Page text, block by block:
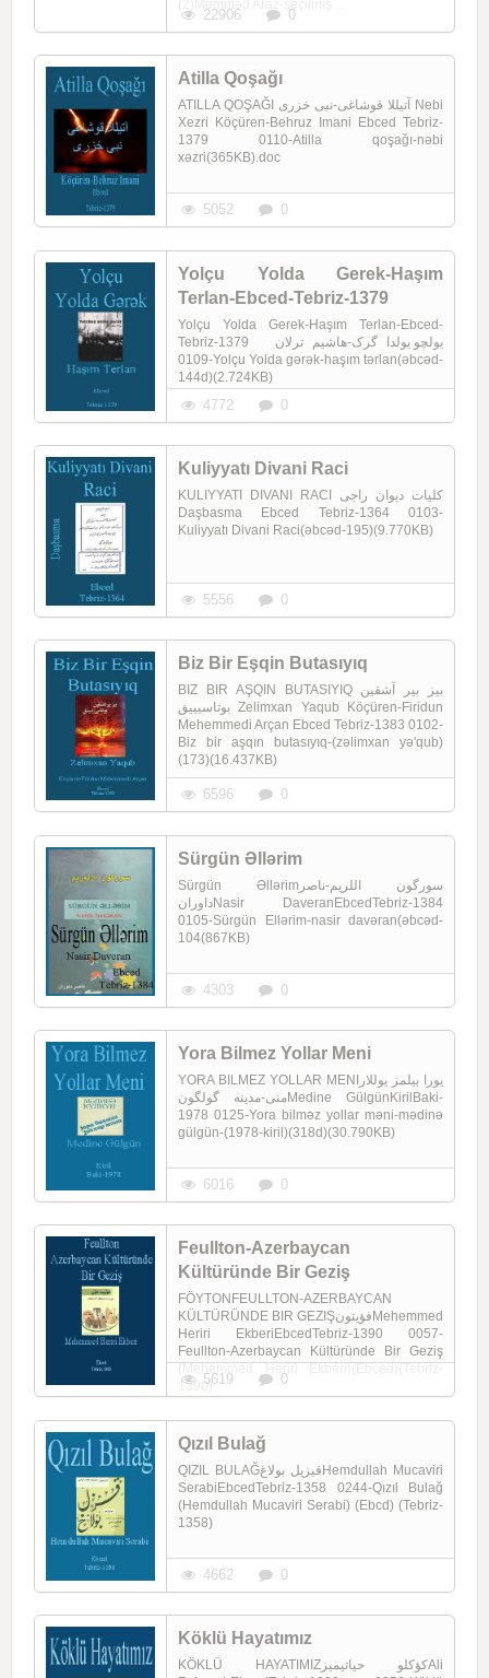
22906 0
Atilla Qoşağı
ATILLA QOŞAĞI آتیللا قوشاغی-نبی خزری Nebi
Xezri Köçüren-Behruz Imani Ebced Tebriz-
1379 0110-Atilla qoşağı-nəbi
xəzri(365KB).doc
5052 0
Yolçu Yolda Gerek-Haşım
Terlan-Ebced-Tebriz-1379
Yolçu Yolda Gerek-Haşım Terlan-Ebced-
Tebriz-1379 یولچو یولدا گرک-هاشیم ترلان
0109-Yolçu Yolda gərək-haşım tərlan(əbcəd-
144d)(2.724KB)
4772 0
Kuliyyatı Divani Raci
KULIYYATI DIVANI RACI کلیات دیوان راجی
Daşbasma Ebced Tebriz-1364 0103-
Kuliyyatı Divani Raci(əbcəd-195)(9.770KB)
5556 0
Biz Bir Eşqin Butasıyıq
BIZ BIR AŞQIN BUTASIYIQ بیز بیر آشقین
بوتاسیییق Zelimxan Yaqub Köçüren-Firidun
Mehemmedi Arçan Ebced Tebriz-1383 0102-
Biz bir aşqın butasıyıq-(zəlimxan yə'qub)
(173)(16.437KB)
6596 0
Sürgün Əllərim
Sürgün Əllərimسورگون اللریم-ناصر
داورانNasir DaveranEbcedTebriz-1384
0105-Sürgün Ellərim-nasir davəran(əbcəd-
104(867KB)
4303 0
Yora Bilmez Yollar Meni
YORA BILMEZ YOLLAR MENIیورا بیلمز یوللار
منی-مدینه گولگونMedine GülgünKirilBaki-
1978 0125-Yora bilməz yollar məni-mədinə
gülgün-(1978-kiril)(318d)(30.790KB)
6016 0
Feullton-Azerbaycan
Kültüründe Bir Geziş
FÖYTONFEULLTON-AZERBAYCAN
KÜLTÜRÜNDE BIR GEZIŞفؤیتونMehemmed
Heriri EkberiEbcedTebriz-1390 0057-
Feullton-Azerbaycan Kültüründe Bir Geziş
1390)5619 0
Qızıl Bulağ
QIZIL BULAĞقیزیل بولاغHemdullah Mucaviri
SerabiEbcedTebriz-1358 0244-Qızıl Bulağ
(Hemdullah Mucaviri Serabi) (Ebcd) (Tebriz-
1358)
4662 0
Köklü Hayatımız
KÖKLÜ HAYATIMIZکؤکلو حیاتیمیزAli